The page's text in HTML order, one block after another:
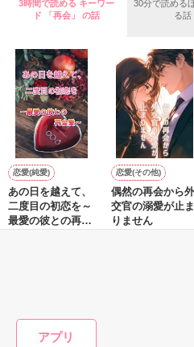
アプリ
泣き方も、笑い方も、助けの求
でもみんなが教えてくれた。
『"愛してるよ"』
※表紙はフリー素材です。コンテ
た。
作品を
3時間で読める キーワー
ド 「再会」 の話
30分で読める
る話
恋愛(純愛)
あの日を越えて、
二度目の初恋を～
最愛の彼との再会
恋愛(その他)
偶然の再会から外
交官の溺愛が止ま
りません